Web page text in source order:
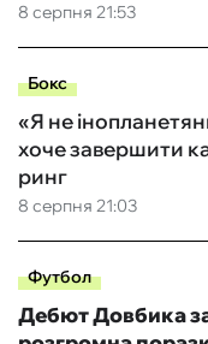
8 серпня 21:53
Бокс
8 серпня 21:03
«Я не
хоче завершити
ринг
Футбол
Дебют Довбика